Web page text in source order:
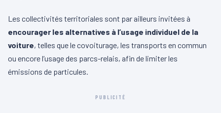
Les collectivités territoriales sont par ailleurs invitées à
encourager les alternatives à l’usage individuel de la
voiture, telles que le covoiturage, les transports en commun
ou encore l’usage des parcs-relais, afin de limiter les
émissions de particules.
PUBLICITÉ